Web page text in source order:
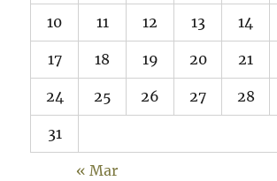
10 11 12 13 14
17 18 19 20 21
24 25 26 27 28
31
« Mar